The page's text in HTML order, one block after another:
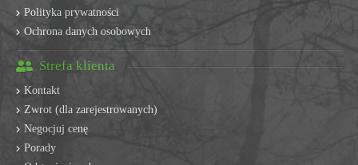
Polityka prywatności
Ochrona danych osobowych
Strefa klienta
Kontakt
Zwrot (dla zarejestrowanych)
Negocjuj cenę
Porady